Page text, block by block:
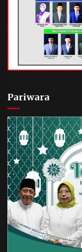
Pariwara